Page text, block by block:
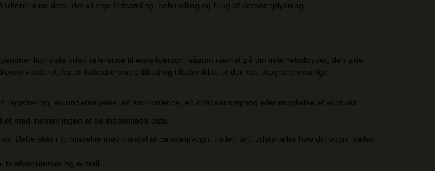
dine data, det vil sige indsamling, behandling og brug af personoplysning.
kun data uden reference til enkeltperson, såsom navnet på din internetudbyder, den side
vurderet, for at forbedre vores tilbud og tillader ikke, at der kan drages personlige
en undersøgelse, en konkurrence, en onlineansøgning eller indgåelse af kontrakt.
med indsamlingen af de indsamlede data.
Dette sker i forbindelse med handel af campingvogn, trailer, telt, udstyr eller hvis din vogn, trailer,
og e-mail.